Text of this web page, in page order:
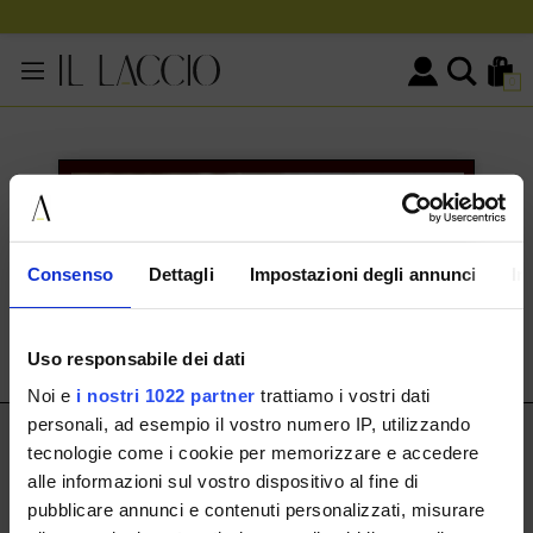
Consenso Dettagli Impostazioni degli annunci
Uso responsabile dei dati
Noi e i nostri 1022 partner trattiamo i vostri dati
personali, ad esempio il vostro numero IP, utilizzando
tecnologie come i cookie per memorizzare e accedere
alle informazioni sul vostro dispositivo al fine di
pubblicare annunci e contenuti personalizzati, misurare
0
KONTAKTINFORMATIONEN
Via Cassala 20 25126 Brescia
+393291008001
IL LACCIO
IL LACCIO